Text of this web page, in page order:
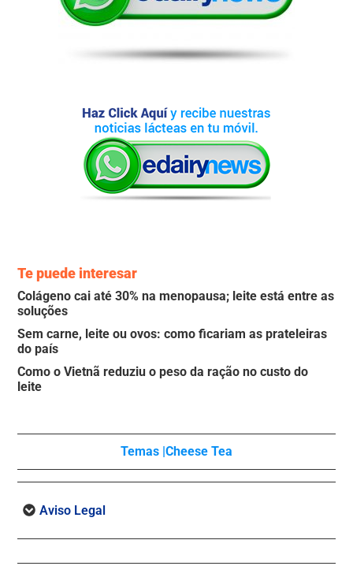
Te puede interesar
Colágeno cai até 30% na menopausa; leite está entre as
soluções
Sem carne, leite ou ovos: como ficariam as prateleiras
do país
Como o Vietnã reduziu o peso da ração no custo do
leite
Temas | Cheese Tea
Aviso Legal